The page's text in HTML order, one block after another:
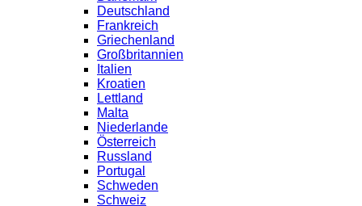
Deutschland
Frankreich
Griechenland
Großbritannien
Italien
Kroatien
Lettland
Malta
Niederlande
Österreich
Russland
Portugal
Schweden
Schweiz